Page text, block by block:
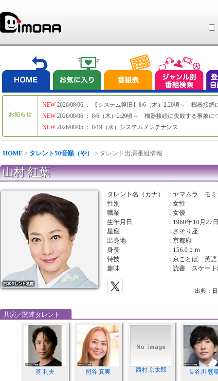
お知らせ
NEW
NEW
NEW
2026/08/06 ： 【システム復旧】8/6（木）2:20頃～ 機器接続
2026/08/06 ： 8/6（木）2:20頃～ 機器接続に失敗する事象に
2026/08/05 ： 8/19（水）システムメンテナンス
HOME > タレント50音順（や） > タレント出演番組情報
山村 紅葉
タレント名（カナ） ： ヤマムラ モミ
性別
：女性
職業
：女優
生年月日
： 1960年10月27
星座
： さそり座
出身地
：京都府
身長
： 156.0ｃｍ
特技
：京ことば 英
趣味
：読書 スケート
出典：
共演／関連タレント
筧 利夫 熊谷 真実 西村 京太郎 長谷川 朝